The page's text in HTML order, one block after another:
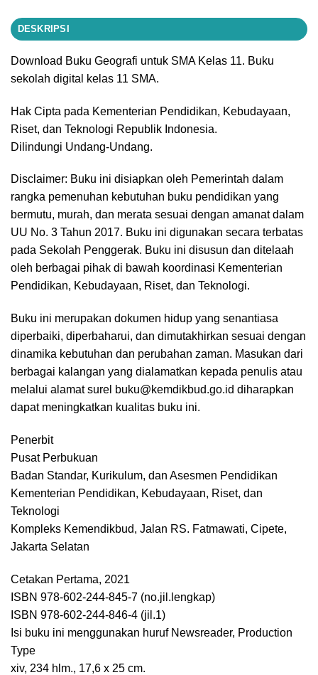
DESKRIPSI
Download Buku Geografi untuk SMA Kelas 11. Buku
sekolah digital kelas 11 SMA.
Hak Cipta pada Kementerian Pendidikan, Kebudayaan,
Riset, dan Teknologi Republik Indonesia.
Dilindungi Undang-Undang.
Disclaimer: Buku ini disiapkan oleh Pemerintah dalam
rangka pemenuhan kebutuhan buku pendidikan yang
bermutu, murah, dan merata sesuai dengan amanat dalam
UU No. 3 Tahun 2017. Buku ini digunakan secara terbatas
pada Sekolah Penggerak. Buku ini disusun dan ditelaah
oleh berbagai pihak di bawah koordinasi Kementerian
Pendidikan, Kebudayaan, Riset, dan Teknologi.
Buku ini merupakan dokumen hidup yang senantiasa
diperbaiki, diperbaharui, dan dimutakhirkan sesuai dengan
dinamika kebutuhan dan perubahan zaman. Masukan dari
berbagai kalangan yang dialamatkan kepada penulis atau
melalui alamat surel buku@kemdikbud.go.id diharapkan
dapat meningkatkan kualitas buku ini.
Penerbit
Pusat Perbukuan
Badan Standar, Kurikulum, dan Asesmen Pendidikan
Kementerian Pendidikan, Kebudayaan, Riset, dan
Teknologi
Kompleks Kemendikbud, Jalan RS. Fatmawati, Cipete,
Jakarta Selatan
Cetakan Pertama, 2021
ISBN 978-602-244-845-7 (no.jil.lengkap)
ISBN 978-602-244-846-4 (jil.1)
Isi buku ini menggunakan huruf Newsreader, Production
Type
xiv, 234 hlm., 17,6 x 25 cm.